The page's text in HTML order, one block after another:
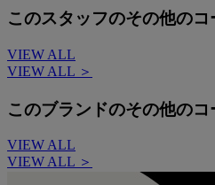
このスタッフのその他のコ
VIEW ALL
VIEW ALL ＞
このブランドのその他のコ
VIEW ALL
VIEW ALL ＞